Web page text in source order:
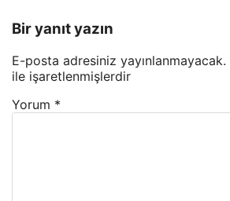
Bir yanıt yazın
E-posta adresiniz yayınlanmayacak.
ile işaretlenmişlerdir
Yorum *